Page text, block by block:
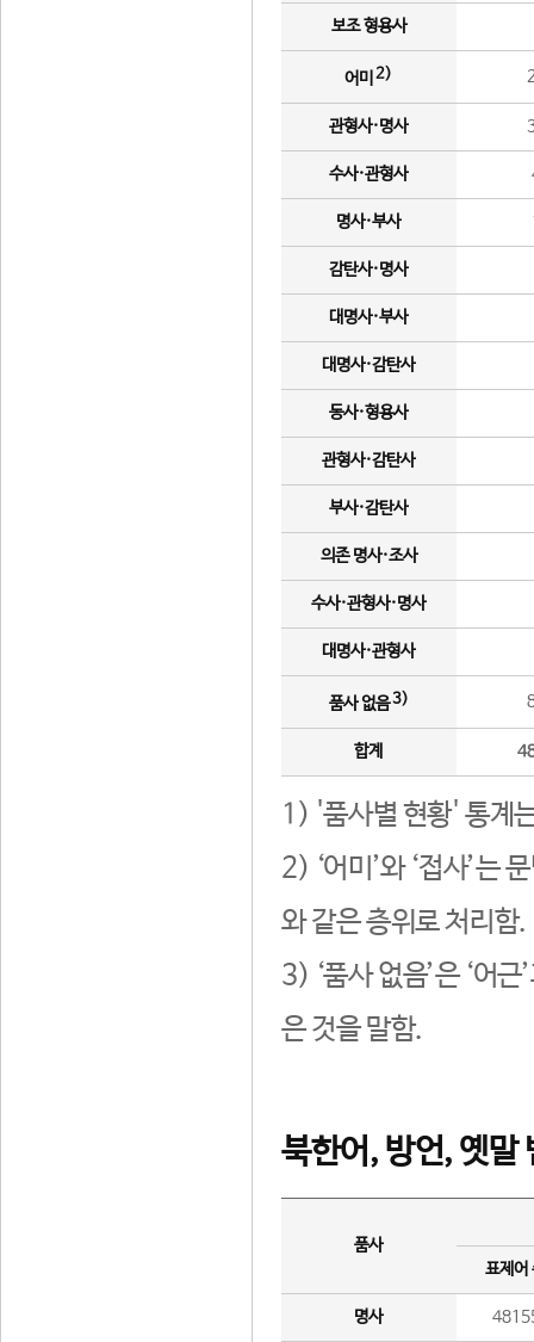
보조 형용사
어미 2)
관형사·명사
수사·관형사
명사·부사
감탄사·명사
대명사·부사
대명사·감탄사
동사·형용사
관형사·감탄사
부사·감탄사
의존 명사·조사
수사·관형사·명사
대명사·관형사
품사 없음3)
합계
1) '품사별 현황' 통계
2) ‘어미’와 ‘접사’는
와 같은 층위로 처리함.
3) ‘품사 없음’은 ‘어
은 것을 말함.
북한어, 방언, 옛말
품사
표제어
명사